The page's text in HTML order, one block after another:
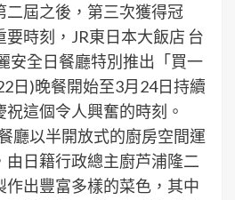
二屆之後，第三次獲得冠
時刻，JR東日本大飯店 台
安全日餐廳特別推出「買一
日)晚餐開始至3月24日持續
這個令人興奮的時刻。
廳以半開放式的廚房空間運
由日籍行政總主廚芦浦隆二
作出豐富多樣的菜色，其中